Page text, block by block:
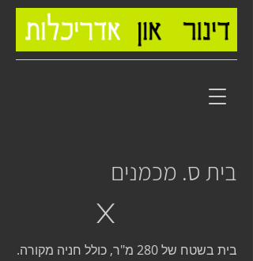
בית ס. מכמנים
X
בית בשטח של 280 מ"ר, כולל חניה מקורה.